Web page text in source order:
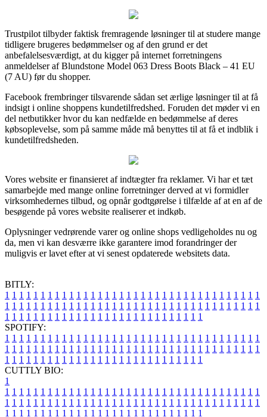
Trustpilot tilbyder faktisk fremragende løsninger til at studere mange
tidligere brugeres bedømmelser og af den grund er det
anbefalelsesværdigt, at du kigger på internet forretningens
anmeldelser af Blundstone Model 063 Dress Boots Black – 41 EU
(7 AU) før du shopper.
Facebook frembringer tilsvarende sådan set ærlige løsninger til at få
indsigt i online shoppens kundetilfredshed. Foruden det møder vi en
del netbutikker hvor du kan nedfælde en bedømmelse af deres
købsoplevelse, som på samme måde må benyttes til at få et indblik i
kundetilfredsheden.
Vores website er finansieret af indtægter fra reklamer. Vi har et tæt
samarbejde med mange online forretninger derved at vi formidler
virksomhedernes tilbud, og opnår godtgørelse i tilfælde af at en af de
besøgende på vores website realiserer et indkøb.
Oplysninger vedrørende varer og online shops vedligeholdes nu og
da, men vi kan desværre ikke garantere imod forandringer der
muligvis er lavet efter at vi senest opdaterede websitets data.
BITLY:
1 1 1 1 1 1 1 1 1 1 1 1 1 1 1 1 1 1 1 1 1 1 1 1 1 1 1 1 1 1 1 1 1 1 1 1
1 1 1 1 1 1 1 1 1 1 1 1 1 1 1 1 1 1 1 1 1 1 1 1 1 1 1 1 1 1 1 1 1 1 1 1
1 1 1 1 1 1 1 1 1 1 1 1 1 1 1 1 1 1 1 1 1 1 1 1 1 1 1 1
SPOTIFY:
1 1 1 1 1 1 1 1 1 1 1 1 1 1 1 1 1 1 1 1 1 1 1 1 1 1 1 1 1 1 1 1 1 1 1 1
1 1 1 1 1 1 1 1 1 1 1 1 1 1 1 1 1 1 1 1 1 1 1 1 1 1 1 1 1 1 1 1 1 1 1 1
1 1 1 1 1 1 1 1 1 1 1 1 1 1 1 1 1 1 1 1 1 1 1 1 1 1 1 1
CUTTLY BIO:
1
1 1 1 1 1 1 1 1 1 1 1 1 1 1 1 1 1 1 1 1 1 1 1 1 1 1 1 1 1 1 1 1 1 1 1 1
1 1 1 1 1 1 1 1 1 1 1 1 1 1 1 1 1 1 1 1 1 1 1 1 1 1 1 1 1 1 1 1 1 1 1 1
1 1 1 1 1 1 1 1 1 1 1 1 1 1 1 1 1 1 1 1 1 1 1 1 1 1 1 1